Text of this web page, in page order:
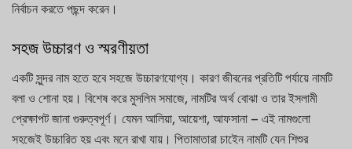
নির্বাচন করতে পছন্দ করেন।
সহজ উচ্চারণ ও স্মরণীয়তা
একটি সুন্দর নাম হতে হবে সহজে উচ্চারণযোগ্য। কারণ জীবনের প্রতিটি পর্যায়ে নামটি
বলা ও শোনা হয়। বিশেষ করে মুসলিম সমাজে, নামটির অর্থ বোঝা ও তার ইসলামী
প্রেক্ষাপট জানা গুরুত্বপূর্ণ। যেমন আলিয়া, আয়েশা, আফসানা – এই নামগুলো
সহজেই উচ্চারিত হয় এবং মনে রাখা যায়। পিতামাতারা চাইেন নামটি যেন শিশুর